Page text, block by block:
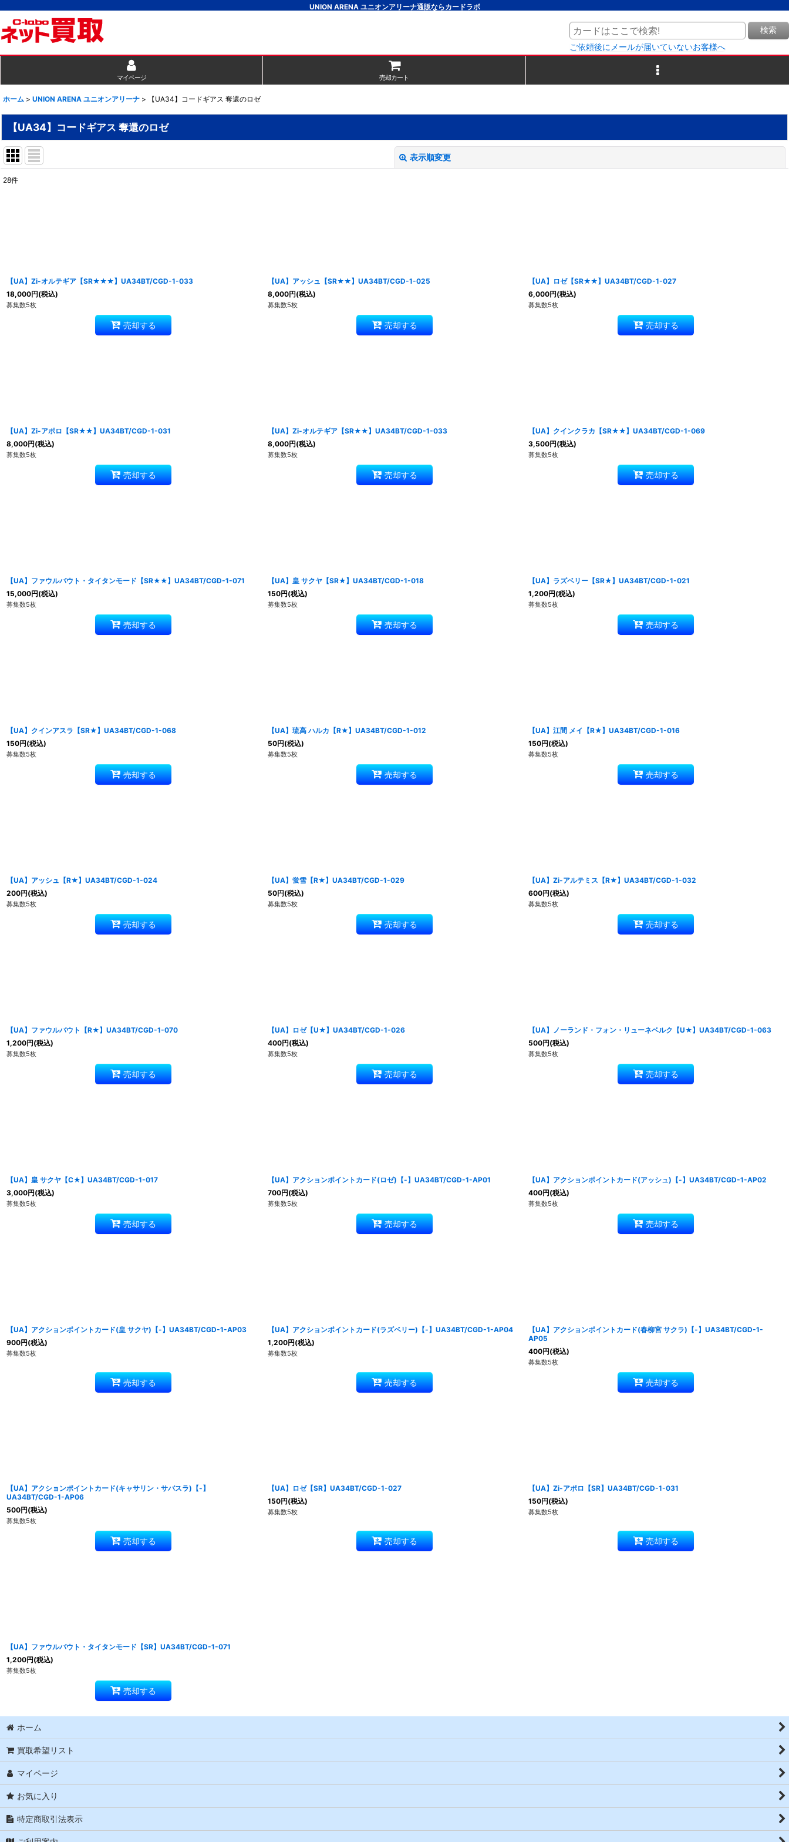
UNION ARENA ユニオンアリーナ通販ならカードラボ
検索
ご依頼後にメールが届いていないお客様へ
マイページ 売却カート
ホーム > UNION ARENA ユニオンアリーナ > 【UA34】コードギアス 奪還のロゼ
【UA34】コードギアス 奪還のロゼ
表示順変更
28件
【UA】Zi-オルテギア【SR★★★】UA34BT/CGD-1-033
18,000円(税込)
募集数5枚
売却する
【UA】アッシュ【SR★★】UA34BT/CGD-1-025
8,000円(税込)
募集数5枚
売却する
【UA】ロゼ【SR★★】UA34BT/CGD-1-027
6,000円(税込)
募集数5枚
売却する
【UA】Zi-アポロ【SR★★】UA34BT/CGD-1-031
8,000円(税込)
募集数5枚
売却する
【UA】Zi-オルテギア【SR★★】UA34BT/CGD-1-033
8,000円(税込)
募集数5枚
売却する
【UA】クインクラカ【SR★★】UA34BT/CGD-1-069
3,500円(税込)
募集数5枚
売却する
【UA】ファウルバウト・タイタンモード【SR★★】UA34BT/CGD-1-071
15,000円(税込)
募集数5枚
売却する
【UA】皇 サクヤ【SR★】UA34BT/CGD-1-018
150円(税込)
募集数5枚
売却する
【UA】ラズベリー【SR★】UA34BT/CGD-1-021
1,200円(税込)
募集数5枚
売却する
【UA】クインアスラ【SR★】UA34BT/CGD-1-068
150円(税込)
募集数5枚
売却する
【UA】琉高 ハルカ【R★】UA34BT/CGD-1-012
50円(税込)
募集数5枚
売却する
【UA】江間 メイ【R★】UA34BT/CGD-1-016
150円(税込)
募集数5枚
売却する
【UA】アッシュ【R★】UA34BT/CGD-1-024
200円(税込)
募集数5枚
売却する
【UA】蛍雪【R★】UA34BT/CGD-1-029
50円(税込)
募集数5枚
売却する
【UA】Zi-アルテミス【R★】UA34BT/CGD-1-032
600円(税込)
募集数5枚
売却する
【UA】ファウルバウト【R★】UA34BT/CGD-1-070
1,200円(税込)
募集数5枚
売却する
【UA】ロゼ【U★】UA34BT/CGD-1-026
400円(税込)
募集数5枚
売却する
【UA】ノーランド・フォン・リューネベルク【U★】UA34BT/CGD-1-063
500円(税込)
募集数5枚
売却する
【UA】皇 サクヤ【C★】UA34BT/CGD-1-017
3,000円(税込)
募集数5枚
売却する
【UA】アクションポイントカード(ロゼ)【-】UA34BT/CGD-1-AP01
700円(税込)
募集数5枚
売却する
【UA】アクションポイントカード(アッシュ)【-】UA34BT/CGD-1-AP02
400円(税込)
募集数5枚
売却する
【UA】アクションポイントカード(皇 サクヤ)【-】UA34BT/CGD-1-AP03
900円(税込)
募集数5枚
売却する
【UA】アクションポイントカード(ラズベリー)【-】UA34BT/CGD-1-AP04
1,200円(税込)
募集数5枚
売却する
【UA】アクションポイントカード(春柳宮 サクラ)【-】UA34BT/CGD-1-
AP05
400円(税込)
募集数5枚
売却する
【UA】アクションポイントカード(キャサリン・サバスラ)【-】
UA34BT/CGD-1-AP06
500円(税込)
募集数5枚
売却する
【UA】ロゼ【SR】UA34BT/CGD-1-027
150円(税込)
募集数5枚
売却する
【UA】Zi-アポロ【SR】UA34BT/CGD-1-031
150円(税込)
募集数5枚
売却する
【UA】ファウルバウト・タイタンモード【SR】UA34BT/CGD-1-071
1,200円(税込)
募集数5枚
売却する
ホーム
買取希望リスト
マイページ
お気に入り
特定商取引法表示